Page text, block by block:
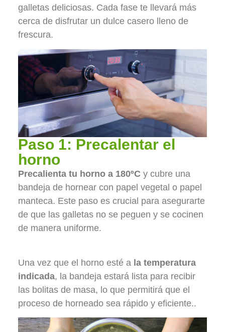
galletas deliciosas. Cada fase te llevará más
cerca de disfrutar un dulce casero lleno de
frescura.
Paso 1: Precalentar el
horno
Precalienta tu horno a 180ºC y cubre una
bandeja de hornear con papel vegetal o papel
manteca. Este paso es crucial para asegurarte
de que las galletas no se peguen y se cocinen
de manera uniforme.
Una vez que el horno esté a la temperatura
indicada, la bandeja estará lista para recibir
las bolitas de masa, lo que permitirá que el
proceso de horneado sea rápido y eficiente..